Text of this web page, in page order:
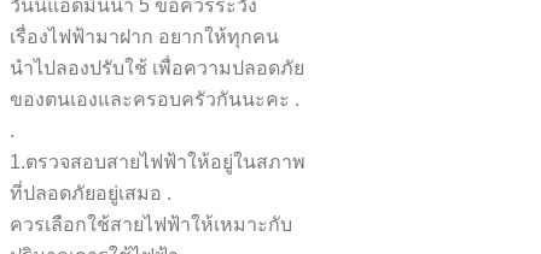
วันนี้แอดมินนำ 5 ข้อควรระวัง
เรื่องไฟฟ้ามาฝาก อยากให้ทุกคน
นำไปลองปรับใช้ เพื่อความปลอดภัย
ของตนเองและครอบครัวกันนะคะ .
.
1.ตรวจสอบสายไฟฟ้าให้อยู่ในสภาพ
ที่ปลอดภัยอยู่เสมอ .
ควรเลือกใช้สายไฟฟ้าให้เหมาะกับ